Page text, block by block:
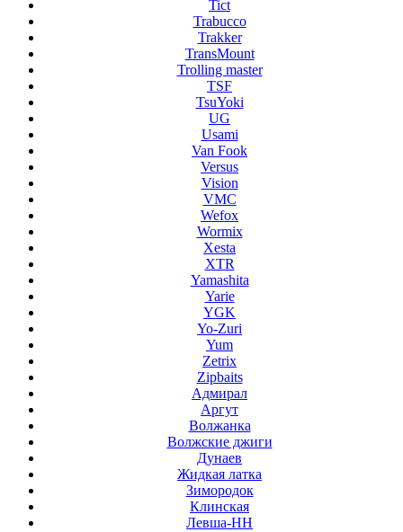
Tict
Trabucco
Trakker
TransMount
Trolling master
TSF
TsuYoki
UG
Usami
Van Fook
Versus
Vision
VMC
Wefox
Wormix
Xesta
XTR
Yamashita
Yarie
YGK
Yo-Zuri
Yum
Zetrix
Zipbaits
Адмирал
Аргут
Волжанка
Волжские джиги
Дунаев
Жидкая латка
Зимородок
Клинская
Левша-НН